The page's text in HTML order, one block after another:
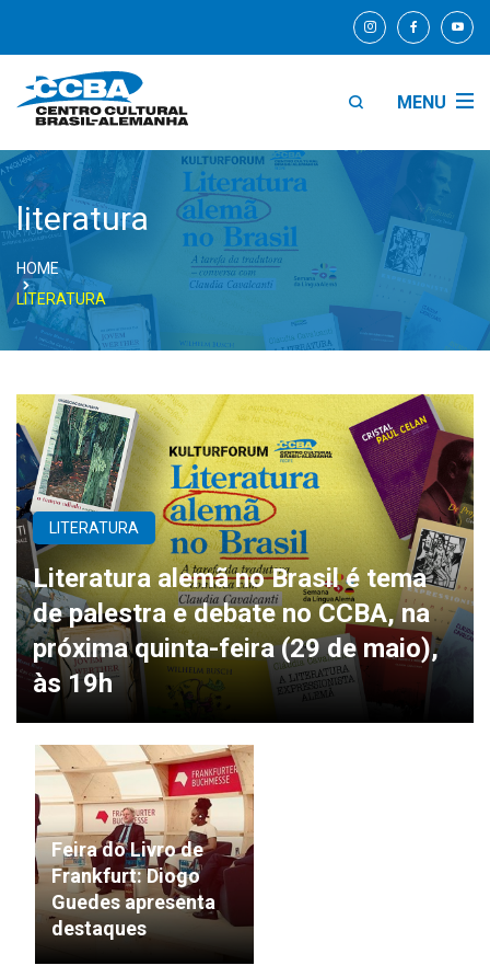
MENU
literatura
HOME
LITERATURA
LITERATURA
Literatura alemã no Brasil é tema
de palestra e debate no CCBA, na
próxima quinta-feira (29 de maio),
às 19h
Feira do Livro de
Frankfurt: Diogo
Guedes apresenta
destaques